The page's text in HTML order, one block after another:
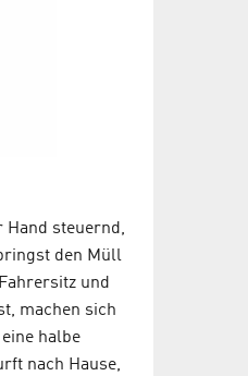
Hand steuernd,
den Müll
und
machen sich
halbe
nach Hause,